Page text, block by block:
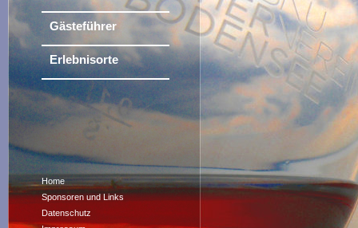
Home
Sponsoren und Links
Datenschutz
Gästeführer
Erlebnisorte